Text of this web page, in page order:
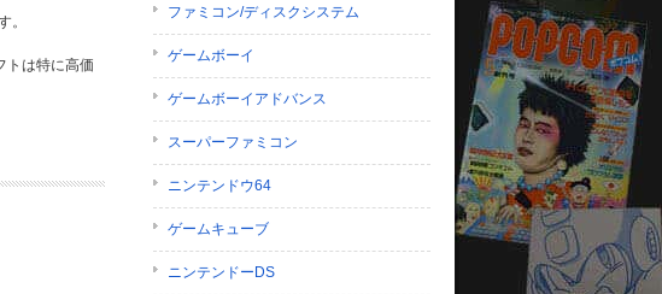
。
トは特に高価
ファミコン/ディスクシステム
ゲームボーイ
ゲームボーイアドバンス
スーパーファミコン
ニンテンドウ64
ゲームキューブ
ニンテンドーDS